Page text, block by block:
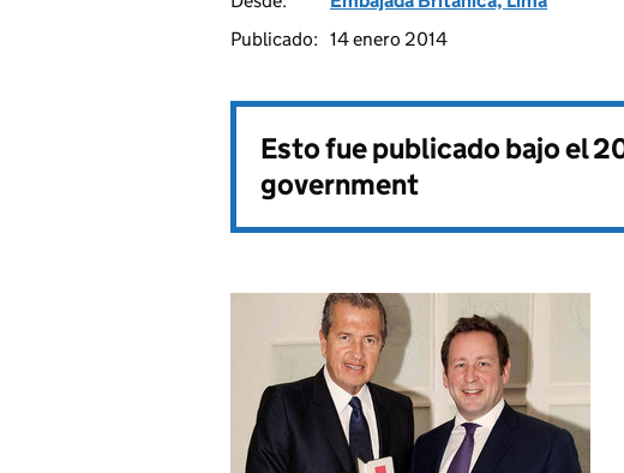
Publicado: 14 enero 2014
Esto fue publicado bajo el
government